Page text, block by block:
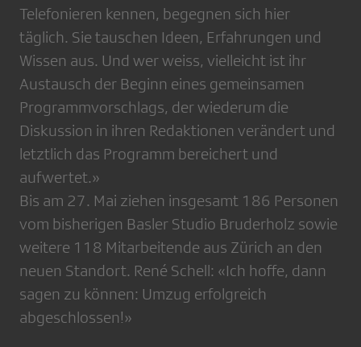
Telefonieren kennen, begegnen sich hier
täglich. Sie tauschen Ideen, Erfahrungen und
Wissen aus. Und wer weiss, vielleicht ist ihr
Austausch der Beginn eines gemeinsamen
Programmvorschlags, der wiederum die
Diskussion in ihren Redaktionen verändert und
letztlich das Programm bereichert und
aufwertet.»
Bis am 27. Mai ziehen insgesamt 186 Personen
vom bisherigen Basler Studio Bruderholz sowie
weitere 118 Mitarbeitende aus Zürich an den
neuen Standort. René Schell: «Ich hoffe, dann
sagen zu können: Umzug erfolgreich
abgeschlossen!»